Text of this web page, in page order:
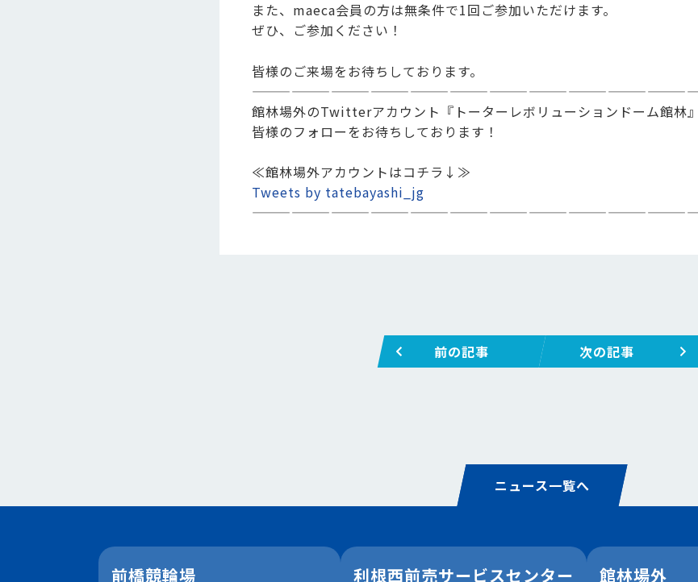
また、maeca会員の方は無条件で1回ご参加いただけます。
ぜひ、ご参加ください！
皆様のご来場をお待ちしております。
館林場外のTwitterアカウント『トーターレボリューションドーム館林
皆様のフォローをお待ちしております！
≪館林場外アカウントはコチラ↓≫
Tweets by tatebayashi_jg
前の記事 次の記事
ニュース一覧へ
前橋競輪場 利根西前売サービスセンター 館林場外